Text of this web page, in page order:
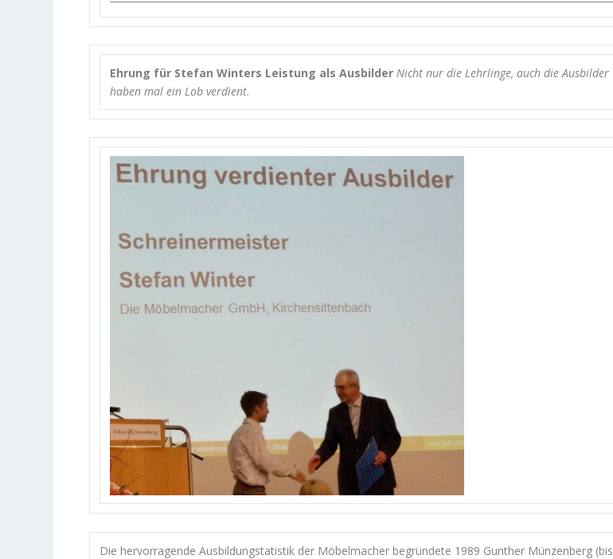
Ehrung für Stefan Winters Leistung als Ausbilder Nicht nur die Lehrlinge, auch die Ausbilder
haben mal ein Lob verdient.
Die hervorragende Ausbildungstatistik der Möbelmacher begründete 1989 Gunther Münzenberg (bis